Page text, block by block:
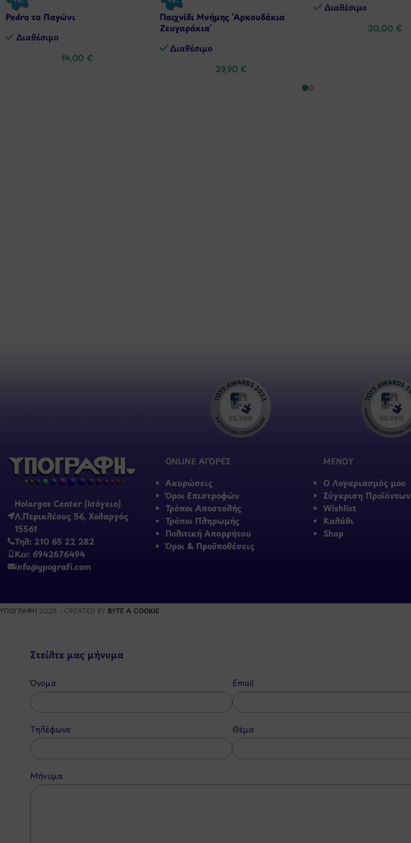
Pedro το Παγώνι
Διαθέσιμo
14,00 €
Παιχνίδι Μνήμης ‘Αρκουδάκια
Ζευγαράκια’
Διαθέσιμo
29,90 €
Διαθέσιμo
20,00€
Holargos Center (Ισόγειο)
Λ.Περικλέους 56, Χολαργός
15561
Τηλ: 210 65 22 282
Κιν: 6942676494
info@ypografi.com
ONLINE ΑΓΟΡΕΣ
Ακυρώσεις
Όροι Επιστροφών
Τρόποι Αποστολής
Τρόποι Πληρωμής
Πολιτική Απορρήτου
Όροι & Προϋποθέσεις
ΜΕΝΟΥ
Ο Λογαριασμός μου
Σύγκριση Προϊόντων
Wishlist
Καλάθι
Shop
ΥΠΟΓΡΑΦΗ 2026 - CREATED BY BYTE A COOKIE
Στείλτε μας μήνυμα
Όνομα Email
Τηλέφωνο Θέμα
Μήνυμα